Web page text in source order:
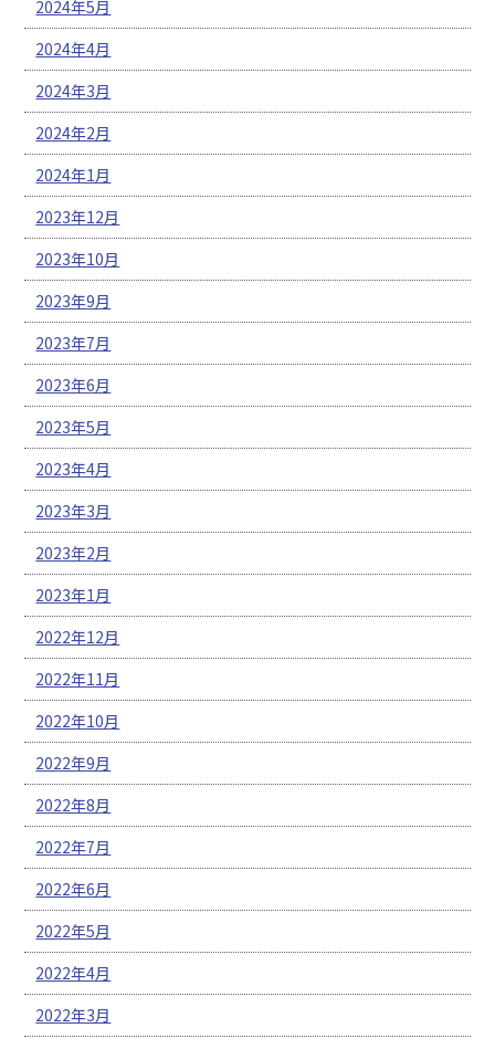
2024年5月
2024年4月
2024年3月
2024年2月
2024年1月
2023年12月
2023年10月
2023年9月
2023年7月
2023年6月
2023年5月
2023年4月
2023年3月
2023年2月
2023年1月
2022年12月
2022年11月
2022年10月
2022年9月
2022年8月
2022年7月
2022年6月
2022年5月
2022年4月
2022年3月